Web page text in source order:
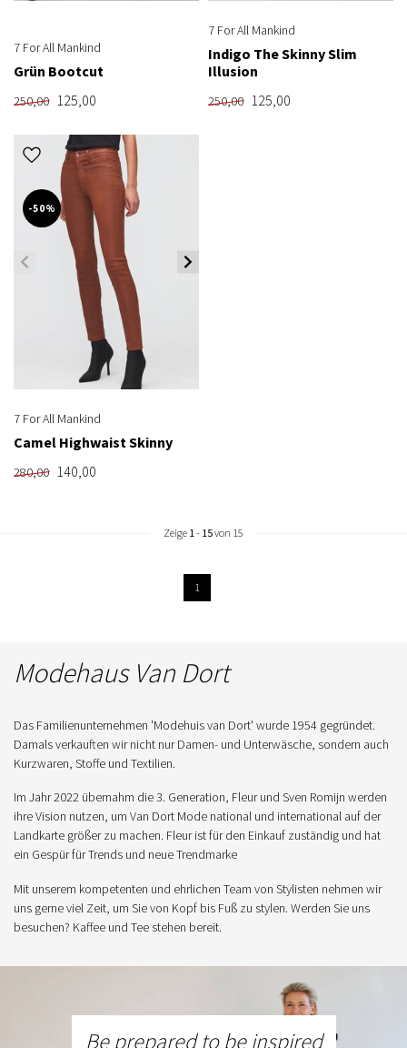
7 For All Mankind
Grün Bootcut
250,00 125,00
7 For All Mankind
Indigo The Skinny Slim
Illusion
250,00 125,00
-50%
7 For All Mankind
Camel Highwaist Skinny
280,00 140,00
Zeige 1 - 15von 15
1
Modehaus Van Dort
Das Familienunternehmen 'Modehuis van Dort' wurde 1954 gegründet.
Damals verkauften wir nicht nur Damen- und Unterwäsche, sondern auch
Kurzwaren, Stoffe und Textilien.
Im Jahr 2022 übernahm die 3. Generation, Fleur und Sven Romijn werden
ihre Vision nutzen, um Van Dort Mode national und international auf der
Landkarte größer zu machen. Fleur ist für den Einkauf zuständig und hat
ein Gespür für Trends und neue Trendmarke
Mit unserem kompetenten und ehrlichen Team von Stylisten nehmen wir
uns gerne viel Zeit, um Sie von Kopf bis Fuß zu stylen. Werden Sie uns
besuchen? Kaffee und Tee stehen bereit.
Be prepared to be inspired